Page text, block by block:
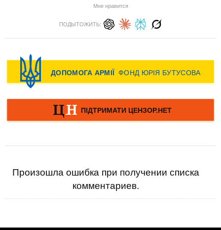
Мне нравится
ПОДЫТОЖИТЬ:
Произошла ошибка при получении списка
комментариев.